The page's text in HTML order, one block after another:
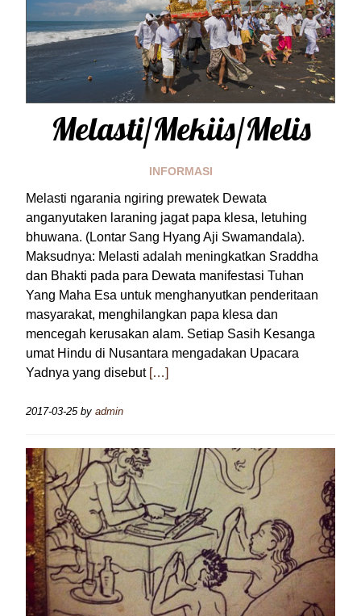
Melasti/Mekiis/Melis
INFORMASI
Melasti ngarania ngiring prewatek Dewata
anganyutaken laraning jagat papa klesa, letuhing
bhuwana. (Lontar Sang Hyang Aji Swamandala).
Maksudnya: Melasti adalah meningkatkan Sraddha
dan Bhakti pada para Dewata manifestasi Tuhan
Yang Maha Esa untuk menghanyutkan penderitaan
masyarakat, menghilangkan papa klesa dan
mencegah kerusakan alam. Setiap Sasih Kesanga
umat Hindu di Nusantara mengadakan Upacara
Yadnya yang disebut […]
2017-03-25by admin